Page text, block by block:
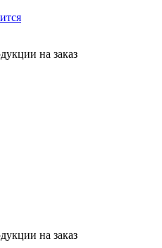
на заказ
на заказ